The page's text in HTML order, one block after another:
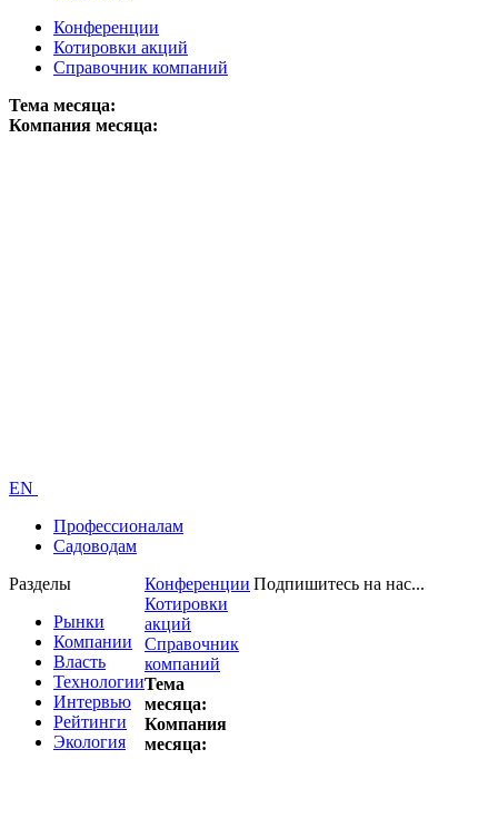
Конференции
Котировки акций
Справочник компаний
Тема месяца:
Компания месяца:
EN
Профессионалам
Садоводам
Разделы
Рынки
Компании
Власть
Технологии
Интервью
Рейтинги
Экология
Конференции
Котировки
акций
Справочник
компаний
Тема
месяца:
Компания
месяца:
Подпишитесь на нас...